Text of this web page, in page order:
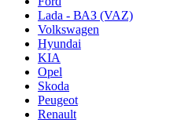
Lada - ВАЗ (VAZ)
Volkswagen
Hyundai
KIA
Opel
Skoda
Peugeot
Renault